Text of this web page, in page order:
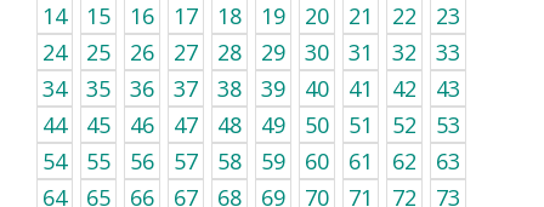
14
15 16 17 18 19 20 21 22
23
24
25 26 27 28 29 30 31 32
33
34
35 36 37 38 39 40 41 42
43
44
45 46 47 48 49 50 51 52
53
54
55 56 57 58 59 60 61 62
63
64
65 66 67 68 69 70 71 72
73